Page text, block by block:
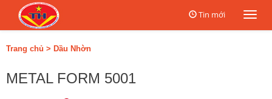
Tin mới
Trang chủ > Dầu Nhờn
METAL FORM 5001